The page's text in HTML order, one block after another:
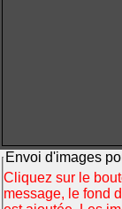
Envoi d'images
Cliquez sur le
message, le fond